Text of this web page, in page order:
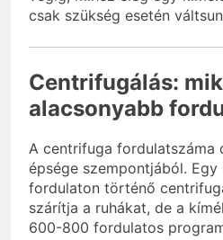
csak szükség esetén
Centrifugálás:
alacsonyabb
A centrifuga fordulatszáma
épsége szempontjából. Egy
fordulaton történő
szárítja a ruhákat, de a
600-800 fordulatos